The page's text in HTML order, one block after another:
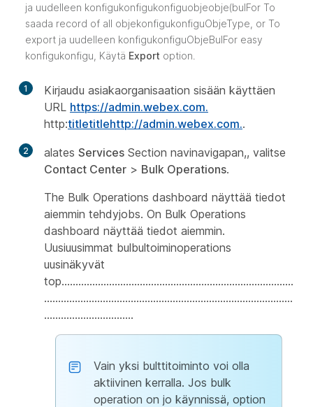
ja uudelleen konfigukonfigukonfiguobjeobje(bulFor To
saada record of all objekonfigukonfiguObjeType, or To
export ja uudelleen konfigukonfiguObjeBulFor easy
konfigukonfigu, Käytä Export option.
1
Kirjaudu asiakaorganisaation sisään käyttäen
URL https://admin.webex.com.
http:titletitlehttp://admin.webex.com..
2 alates Services Section navinavigapan,, valitse
Contact Center > Bulk Operations.
The Bulk Operations dashboard näyttää tiedot
aiemmin tehdyjobs. On Bulk Operations
dashboard näyttää tiedot aiemmin.
Uusiuusimmat bulbultoiminoperations
uusinäkyvät
top...................................................................................
.........................................................................................
................................
Vain yksi bulttitoiminto voi olla
aktiivinen kerralla. Jos bulk
operation on jo käynnissä, option